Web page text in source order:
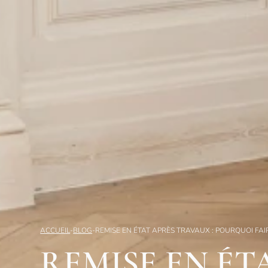
ACCUEIL-BLOG-REMISE EN ÉTAT APRÈS TRAVAUX : POURQUOI